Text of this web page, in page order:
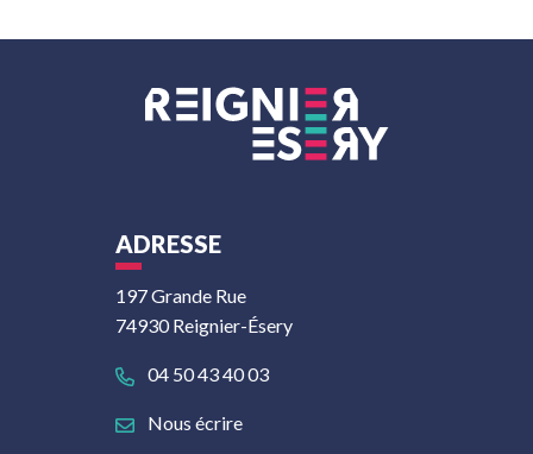
ADRESSE
197 Grande Rue
74930 Reignier-Ésery
04 50 43 40 03
Nous écrire